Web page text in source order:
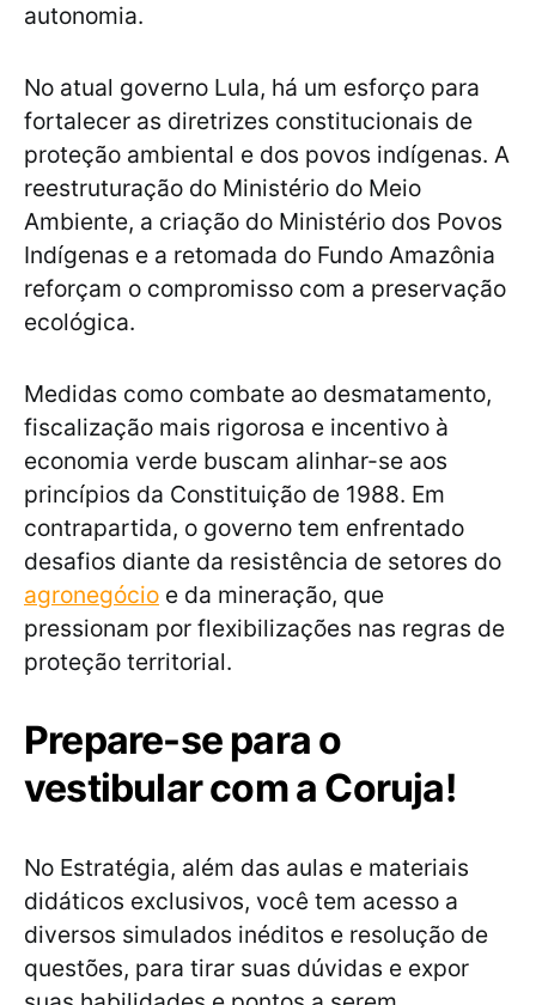
autonomia.
No atual governo Lula, há um esforço para
fortalecer as diretrizes constitucionais de
proteção ambiental e dos povos indígenas. A
reestruturação do Ministério do Meio
Ambiente, a criação do Ministério dos Povos
Indígenas e a retomada do Fundo Amazônia
reforçam o compromisso com a preservação
ecológica.
Medidas como combate ao desmatamento,
fiscalização mais rigorosa e incentivo à
economia verde buscam alinhar-se aos
princípios da Constituição de 1988. Em
contrapartida, o governo tem enfrentado
desafios diante da resistência de setores do
agronegócio e da mineração, que
pressionam por flexibilizações nas regras de
proteção territorial.
Prepare-se para o
vestibular com a Coruja!
No Estratégia, além das aulas e materiais
didáticos exclusivos, você tem acesso a
diversos simulados inéditos e resolução de
questões, para tirar suas dúvidas e expor